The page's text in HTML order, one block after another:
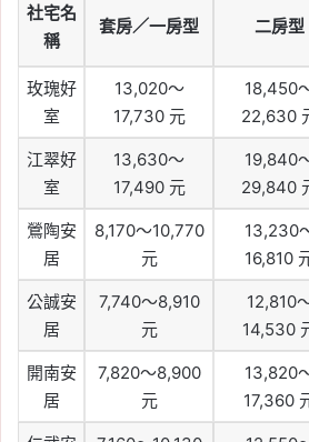
社宅名
稱
套房／一房型 二房型
玫瑰好
室
13,020～
17,730 元
18,450
22,630
江翠好
室
13,630～
17,490 元
19,840
29,840
鶯陶安
居
8,170～10,770
元
13,230
16,810
公誠安
居
7,740～8,910
元
12,810
14,530
開南安
居
7,820～8,900
元
13,820
17,360